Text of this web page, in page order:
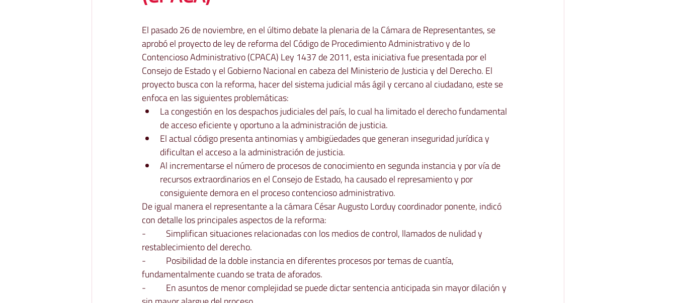
El pasado 26 de noviembre, en el último debate la plenaria de la Cámara de Representantes, se
aprobó el proyecto de ley de reforma del Código de Procedimiento Administrativo y de lo
Contencioso Administrativo (CPACA) Ley 1437 de 2011, esta iniciativa fue presentada por el
Consejo de Estado y el Gobierno Nacional en cabeza del Ministerio de Justicia y del Derecho. El
proyecto busca con la reforma, hacer del sistema judicial más ágil y cercano al ciudadano, este se
enfoca en las siguientes problemáticas:
La congestión en los despachos judiciales del país, lo cual ha limitado el derecho fundamental
de acceso eficiente y oportuno a la administración de justicia.
El actual código presenta antinomias y ambigüedades que generan inseguridad jurídica y
dificultan el acceso a la administración de justicia.
Al incrementarse el número de procesos de conocimiento en segunda instancia y por vía de
recursos extraordinarios en el Consejo de Estado, ha causado el represamiento y por
consiguiente demora en el proceso contencioso administrativo.
De igual manera el representante a la cámara César Augusto Lorduy coordinador ponente, indicó
con detalle los principales aspectos de la reforma:
-          Simplifican situaciones relacionadas con los medios de control, llamados de nulidad y
restablecimiento del derecho.
-          Posibilidad de la doble instancia en diferentes procesos por temas de cuantía,
fundamentalmente cuando se trata de aforados.
-          En asuntos de menor complejidad se puede dictar sentencia anticipada sin mayor dilación y